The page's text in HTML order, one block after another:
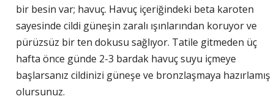
bir besin var; havuç. Havuç içeriğindeki beta karoten
sayesinde cildi güneşin zaralı ışınlarından koruyor ve
pürüzsüz bir ten dokusu sağlıyor. Tatile gitmeden üç
hafta önce günde 2-3 bardak havuç suyu içmeye
başlarsanız cildinizi güneşe ve bronzlaşmaya hazırlamış
olursunuz.